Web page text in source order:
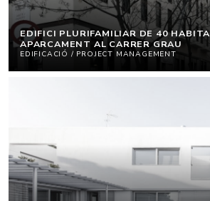
EDIFICI PLURIFAMILIAR DE 40
APARCAMENT AL CARRER GRAU
EDIFICACIÓ / PROJECT MANAGEMENT